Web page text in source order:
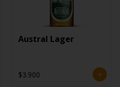
Austral Lager
$3.900